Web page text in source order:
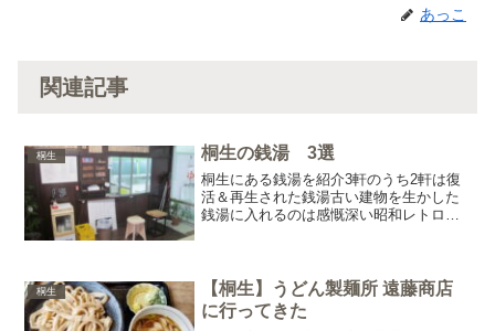
あっこ
関連記事
桐生 桐生の銭湯 3選
桐生にある銭湯を紹介3軒のうち2軒は復
活＆再生された銭湯古い建物を生かした
銭湯に入れるのは感慨深い昭和レトロ
るかに関しては3軒ともク...
桐生
【桐生】うどん製麺所 遠藤商店
に行ってきた